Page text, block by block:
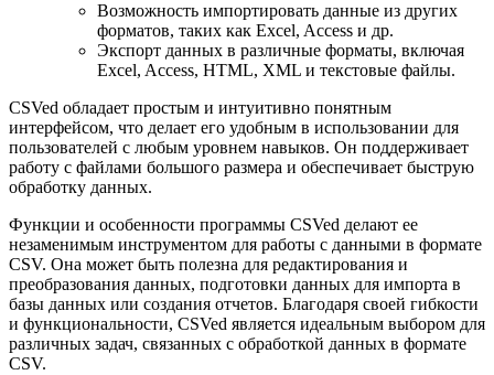
Возможность импортировать данные из других
форматов, таких как Excel, Access и др.
Экспорт данных в различные форматы, включая
Excel, Access, HTML, XML и текстовые файлы.
CSVed обладает простым и интуитивно понятным
интерфейсом, что делает его удобным в использовании для
пользователей с любым уровнем навыков. Он поддерживает
работу с файлами большого размера и обеспечивает быструю
обработку данных.
Функции и особенности программы CSVed делают ее
незаменимым инструментом для работы с данными в формате
CSV. Она может быть полезна для редактирования и
преобразования данных, подготовки данных для импорта в
базы данных или создания отчетов. Благодаря своей гибкости
и функциональности, CSVed является идеальным выбором для
различных задач, связанных с обработкой данных в формате
CSV.